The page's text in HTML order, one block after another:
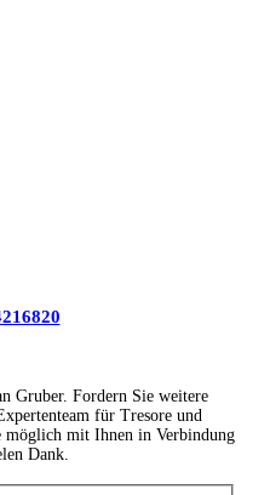
Gruber. Fordern Sie weitere
für Tresore und
möglich mit Ihnen in Verbindung
Dank.